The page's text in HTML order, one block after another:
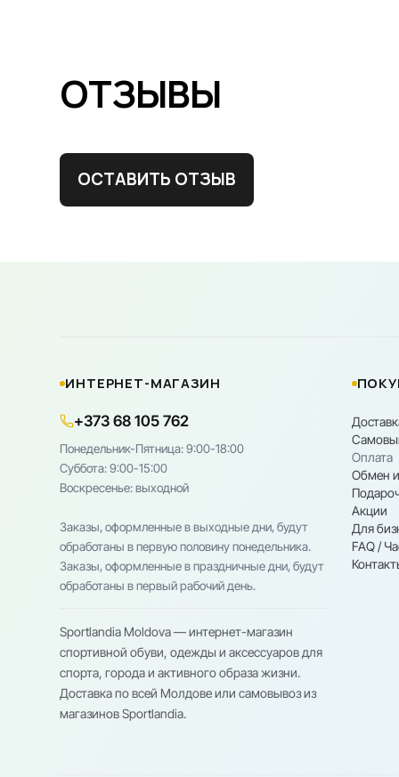
ОТЗЫВЫ
ОСТАВИТЬ ОТЗЫВ
ИНТЕРНЕТ-МАГАЗИН
+373 68 105 762
Понедельник-Пятница: 9:00-18:00
Cуббота: 9:00-15:00
Воскресенье: выходной
Заказы, оформленные в выходные дни, будут
обработаны в первую половину понедельника.
Заказы, оформленные в праздничные дни, будут
обработаны в первый рабочий день.
Sportlandia Moldova — интернет-магазин
спортивной обуви, одежды и аксессуаров для
спорта, города и активного образа жизни.
Доставка по всей Молдове или самовывоз из
магазинов Sportlandia.
Оплата
Обмен и
Акции
Для
FAQ /